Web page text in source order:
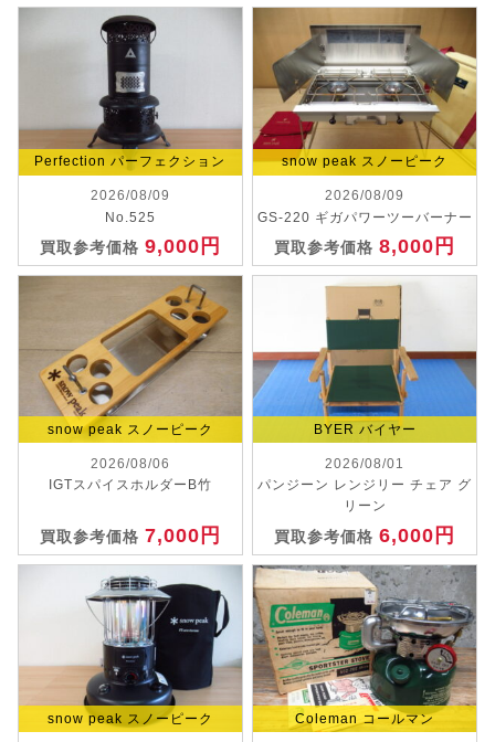
Perfection パーフェクション
2026/08/09
No.525
買取参考価格 9,000円
snow peak スノーピーク
2026/08/09
GS-220 ギガパワーツーバーナー
買取参考価格8,000円
snow peak スノーピーク
2026/08/06
IGTスパイスホルダーB竹
買取参考価格 7,000円
BYER バイヤー
2026/08/01
パンジーン レンジリー チェア グ
リーン
買取参考価格6,000円
snow peak スノーピーク Coleman コールマン